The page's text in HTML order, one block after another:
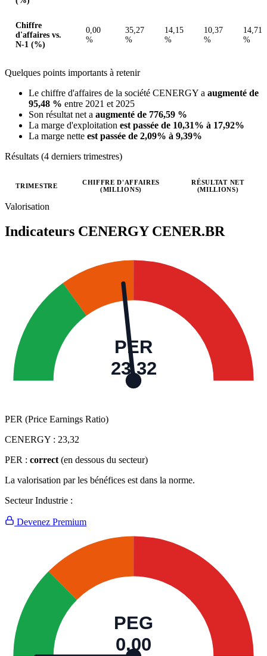
Chiffre
d'affaires vs.
N-1 (%)
0,00
%
35,27
%
14,15
%
10,37
%
14,71
%
Quelques points importants à retenir
Le chiffre d'affaires de la société CENERGY a augmenté de
95,48 % entre 2021 et 2025
Son résultat net a augmenté de 776,59 %
La marge d'exploitation est passée de 10,31% à 17,92%
La marge nette est passée de 2,09% à 9,39%
Résultats (4 derniers trimestres)
Valeurs trimestrielles en millions (euro)
TRIMESTRE
CHIFFRE D'AFFAIRES
(MILLIONS)
RÉSULTAT NET
(MILLIONS)
Valorisation
Indicateurs CENERGY CENER.BR
PER
23,32
PER (Price Earnings Ratio)
CENERGY : 23,32
PER : correct (en dessous du secteur)
La valorisation par les bénéfices est dans la norme.
Secteur Industrie :
Devenez Premium
PEG
0,00